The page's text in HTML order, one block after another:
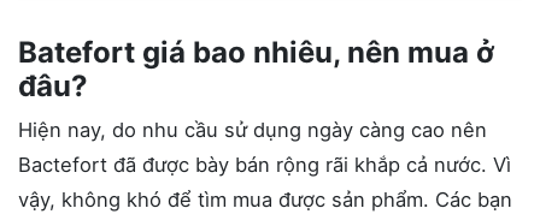
Batefort giá bao nhiêu, nên mua ở
đâu?
Hiện nay, do nhu cầu sử dụng ngày càng cao nên
Bactefort đã được bày bán rộng rãi khắp cả nước. Vì
vậy, không khó để tìm mua được sản phẩm. Các bạn